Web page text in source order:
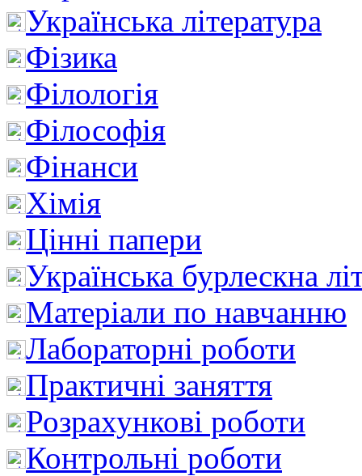
Українська література
Фізика
Філологія
Філософія
Фінанси
Хімія
Цінні папери
Українська бурлескна
Матеріали по навчанню
Лабораторні роботи
Практичні заняття
Розрахункові роботи
Контрольні роботи